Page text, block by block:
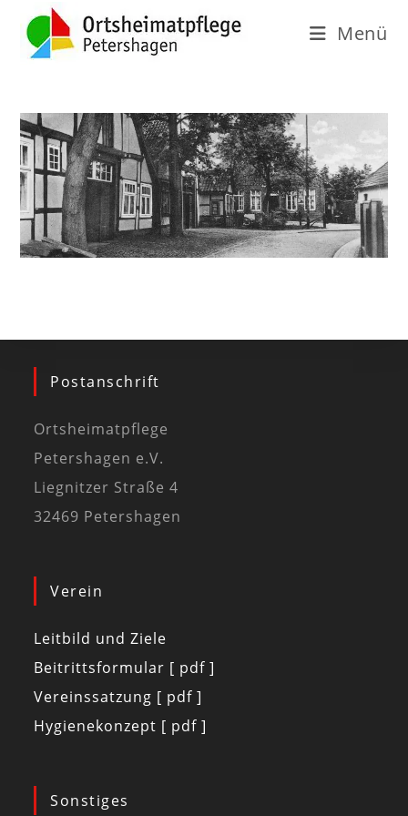
Menü
Postanschrift
Ortsheimatpflege
Petershagen e.V.
Liegnitzer Straße 4
32469 Petershagen
Verein
Leitbild und Ziele
Beitrittsformular [ pdf ]
Vereinssatzung [ pdf ]
Hygienekonzept [ pdf ]
Sonstiges